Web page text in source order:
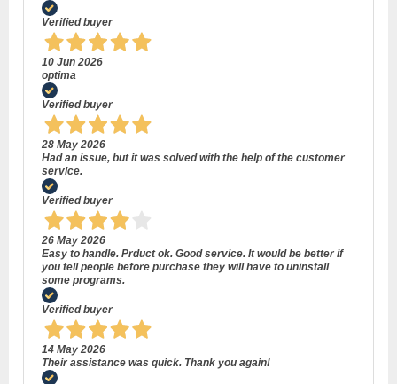
Verified buyer
10 Jun 2026
optima
Verified buyer
28 May 2026
Had an issue, but it was solved with the help of the customer
service.
Verified buyer
26 May 2026
Easy to handle. Prduct ok. Good service. It would be better if
you tell people before purchase they will have to uninstall
some programs.
Verified buyer
14 May 2026
Their assistance was quick. Thank you again!